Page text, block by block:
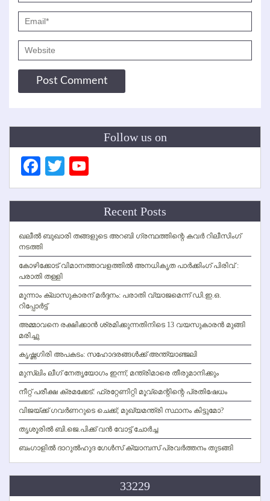
Follow us on
Facebook
Twitter
Channel
Recent Posts
ഖലീല്‍ ബുഖാരി തങ്ങളുടെ അറബി ഗ്രന്ഥത്തിന്റെ കവര്‍ റിലീസിംഗ്
നടത്തി
കോഴിക്കോട് വിമാനത്താവളത്തില്‍ അനധികൃത പാര്‍ക്കിംഗ് പിരിവ് :
പരാതി തള്ളി
മൂന്നാം ക്ലാസുകാരന് മര്‍ദ്ദനം: പരാതി വ്യാജമെന്ന് ഡി.ഇ.ഒ.
റിപ്പോര്‍ട്ട്
അമ്മാവനെ രക്ഷിക്കാന്‍ ശ്രമിക്കുന്നതിനിടെ 13 വയസുകാരന്‍ മുങ്ങി
മരിച്ചു
കൃഷ്ണഗിരി അപകടം: സഹോദരങ്ങള്‍ക്ക് അന്ത്യാഞ്ജലി
മുസ്ലിം ലീഗ് നേതൃയോഗം ഇന്ന്; മന്ത്രിമാരെ തീരുമാനിക്കും
നീറ്റ് പരീക്ഷ ക്രമക്കേട്: ഫ്രറ്റേണിറ്റി മൂവ്‌മെന്റിന്റെ പ്രതിഷേധം
വിജയ്ക്ക് ഗവര്‍ണറുടെ ചെക്ക്; മുഖ്യമന്ത്രി സ്ഥാനം കിട്ടുമോ?
തൃശൂരില്‍ ബി.ജെ.പിക്ക് വന്‍ വോട്ട് ചോര്‍ച്ച
ബംഗാളില്‍ ദാറുല്‍ഹുദ ഗേള്‍സ് ക്യാമ്പസ് പ്രവര്‍ത്തനം തുടങ്ങി
33229